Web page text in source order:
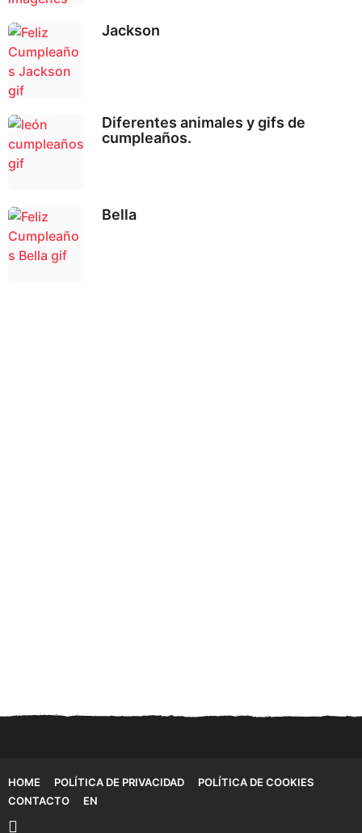
Jackson
Diferentes animales y gifs de
cumpleaños.
Bella
HOME POLÍTICA DE PRIVACIDAD
POLÍTICA DE COOKIES
CONTACTO
EN